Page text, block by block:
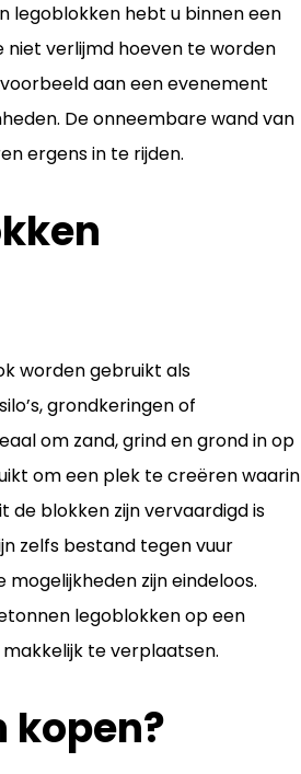
legoblokken hebt u binnen een
niet verlijmd hoeven te worden
aan een evenement
De onneembare wand van
ergens in te rijden.
worden gebruikt als
grondkeringen of
om zand, grind en grond in op
om een plek te creëren waarin
blokken zijn vervaardigd is
zelfs bestand tegen vuur
zijn eindeloos.
legoblokken op een
te verplaatsen.
kopen?